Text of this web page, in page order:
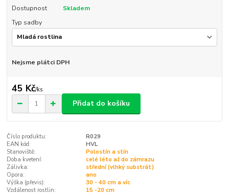
Dostupnost
Skladem
Typ sadby
Nejsme plátci DPH
45 Kč/ks
Přidat do košíku
Číslo produktu:
R029
EAN kód:
HVL
Stanoviště:
Polostín a stín
Doba kvetení:
celé léto až do zámrazu
Zálivka:
střední (vlhký substrát)
Opora:
ano
Výška (převis):
30 - 40 cm a víc
Vzdálenost rostlin:
15 -20 cm